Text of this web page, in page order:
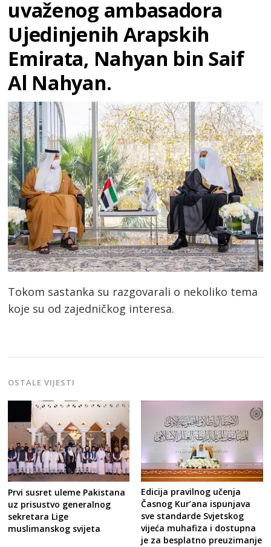
uvaženog ambasadora
Ujedinjenih Arapskih
Emirata, Nahyan bin Saif
Al Nahyan.
Tokom sastanka su razgovarali o nekoliko tema
koje su od zajedničkog interesa.
OSTALE VIJESTI
Prvi susret uleme Pakistana
uz prisustvo generalnog
sekretara Lige
muslimanskog svijeta
Edicija pravilnog učenja
Časnog Kur’ana ispunjava
sve standarde Svjetskog
vijeća muhafiza i dostupna
je za besplatno preuzimanje